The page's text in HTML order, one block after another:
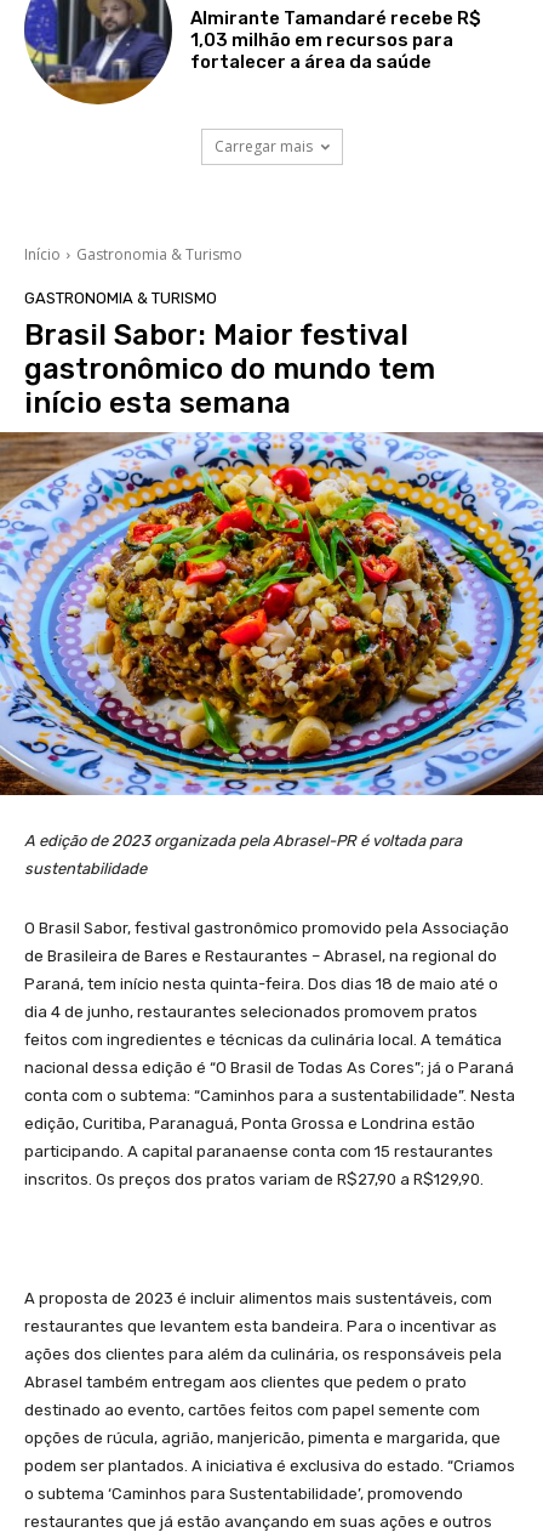
Almirante Tamandaré recebe R$
1,03 milhão em recursos para
fortalecer a área da saúde
Carregar mais